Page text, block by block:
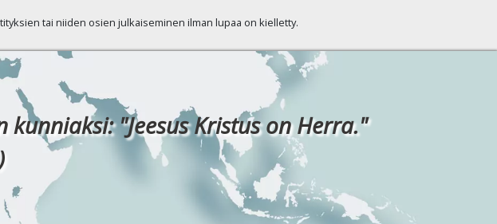
tai niiden osien julkaiseminen ilman lupaa on kielletty.
"Jeesus Kristus on Herra."